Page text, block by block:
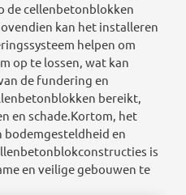
de cellenbetonblokken
kan het installeren
helpen om
op te lossen, wat kan
de fundering en
bereikt,
en schade.Kortom, het
bodemgesteldheid en
is
en veilige gebouwen te